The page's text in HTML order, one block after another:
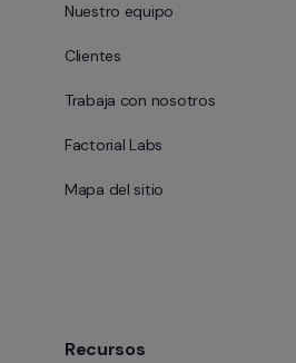
Nuestro equipo
Clientes
Trabaja con nosotros
Factorial Labs
Mapa del sitio
Recursos